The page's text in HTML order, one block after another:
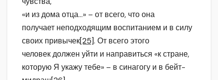
«и из дома отца…» – от всего, что она
получает неподходящим воспитанием и в силу
своих привычек[25]. От всего этого
человек должен уйти и направиться «к стране,
которую Я укажу тебе» – в синагогу и в бейт-